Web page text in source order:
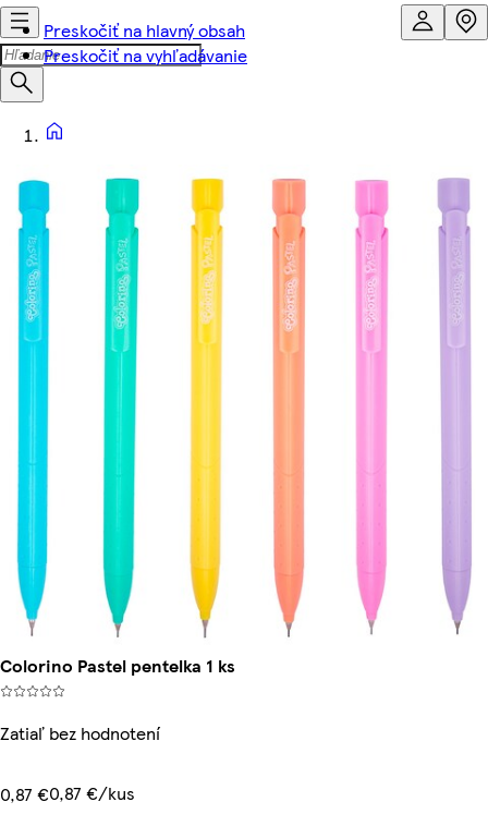
Preskočiť na hlavný obsah
Preskočiť na vyhľadávanie
Colorino Pastel pentelka 1 ks
Zatiaľ bez hodnotení
0,87 €0,87 €/kus